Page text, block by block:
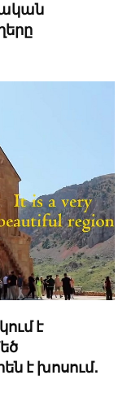
է
է խոսում․